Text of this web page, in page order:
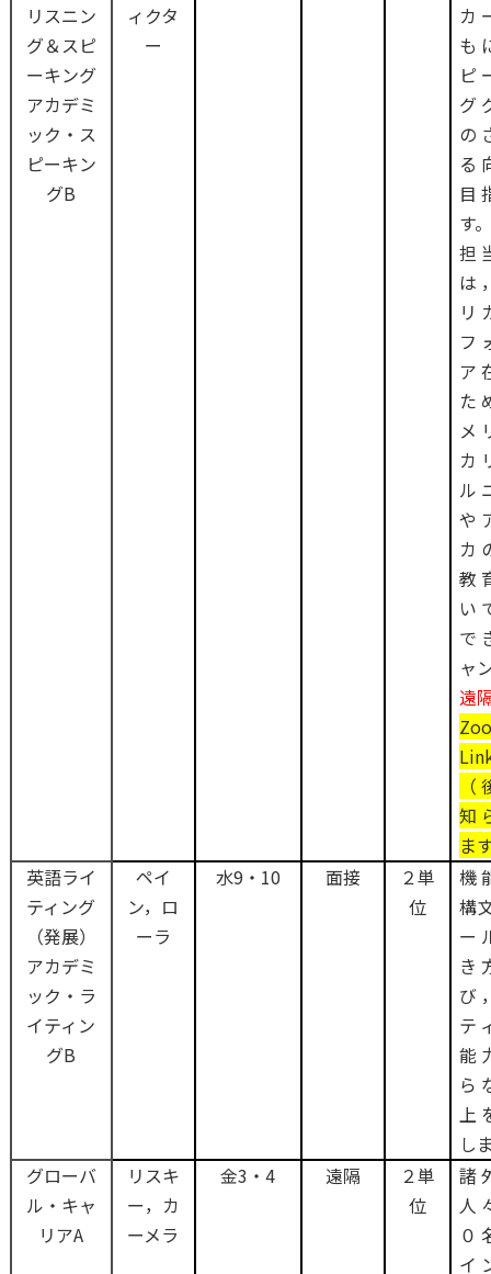
リスニン
グ＆スピ
ーキング
アカデミ
ック・ス
ピーキン
グB
ィクタ
ー
カ
も
ピ
グ
の
る
目
す。
担
は
リ
フ
ア
た
メ
カ
ル
や
カ
教
い
で
ャ
遠
知
ま
英語ライ
ティング
（発展）
アカデミ
ック・ラ
イティン
グB
ペイ
ン，ロ
ーラ
水9・10 面接
２単
位
機
構
ー
き
び
テ
能
ら
上
し
グローバ
ル・キャ
リアA
リスキ
ー，カ
ーメラ
金3・4 遠隔
２単
位
諸
人
０
イ